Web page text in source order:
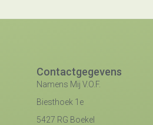
Contactgegevens
Namens Mij V.O.F.
Biesthoek 1e
5427 RG Boekel